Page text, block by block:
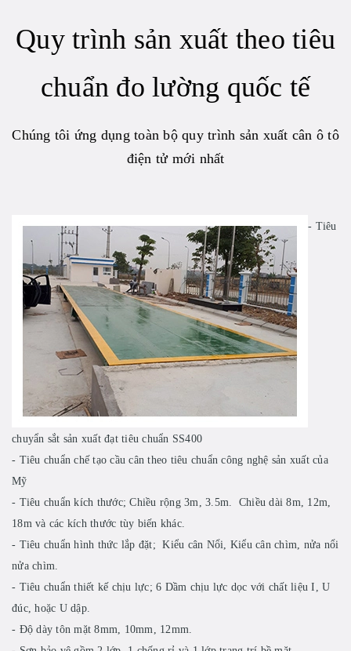
Quy trình sản xuất theo tiêu
chuẩn đo lường quốc tế
Chúng tôi ứng dụng toàn bộ quy trình sản xuất cân ô tô
điện tử mới nhất
- Tiêu
chuyẩn sắt sản xuất đạt tiêu chuẩn SS400
- Tiêu chuẩn chế tạo cầu cân theo tiêu chuẩn công nghệ sản xuất của
Mỹ
- Tiêu chuẩn kích thước; Chiều rộng 3m, 3.5m. Chiều dài 8m, 12m,
18m và các kích thước tùy biến khác.
- Tiêu chuẩn hình thức lắp đặt; Kiểu cân Nổi, Kiểu cân chìm, nửa nổi
nửa chìm.
- Tiêu chuẩn thiết kế chịu lực; 6 Dầm chịu lực dọc với chất liệu I, U
đúc, hoặc U dập.
- Độ dày tôn mặt 8mm, 10mm, 12mm.